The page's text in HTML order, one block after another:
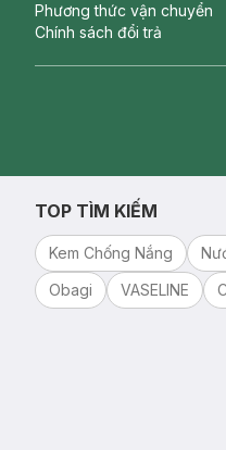
Phương thức vận chuyển
Chính sách đổi trả
TOP TÌM KIẾM
Kem Chống Nắng
Obagi
VASELINE